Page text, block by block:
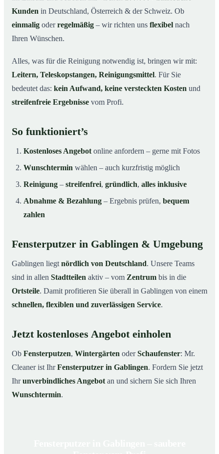
Kunden in Deutschland, Österreich & der Schweiz. Ob
einmalig oderregelmäßig – wir richten uns flexibel nach
Ihren Wünschen.
Alles, was für die Reinigung notwendig ist, bringen wir mit:
Leitern, Teleskopstangen, Reinigungsmittel. Für Sie
bedeutet das: kein Aufwand, keine versteckten Kosten und
streifenfreie Ergebnisse vom Profi.
So funktioniert’s
Kostenloses Angebot online anfordern – gerne mit Fotos
Wunschtermin wählen – auch kurzfristig möglich
Reinigung – streifenfrei, gründlich, alles inklusive
Abnahme & Bezahlung – Ergebnis prüfen, bequem
zahlen
Fensterputzer in Gablingen & Umgebung
Gablingen liegt nördlich von Deutschland. Unsere Teams
sind in allen Stadtteilen aktiv – vom Zentrum bis in die
Ortsteile. Damit profitieren Sie überall in Gablingen von einem
schnellen, flexiblen und zuverlässigen Service.
Jetzt kostenloses Angebot einholen
Ob Fensterputzen, Wintergärten oderSchaufenster: Mr.
Cleaner ist IhrFensterputzer in Gablingen. Fordern Sie jetzt
Ihrunverbindliches Angebot an und sichern Sie sich Ihren
Wunschtermin.